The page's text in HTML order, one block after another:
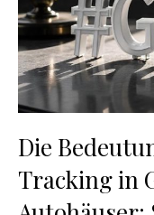
Die
Tracking in